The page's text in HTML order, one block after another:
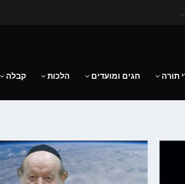
תורה חגים ומועדים הלכות קבלה